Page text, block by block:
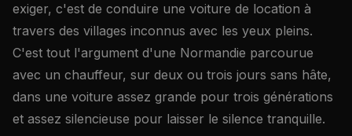
exiger, c'est de conduire une voiture de location à
travers des villages inconnus avec les yeux pleins.
C'est tout l'argument d'une Normandie parcourue
avec un chauffeur, sur deux ou trois jours sans hâte,
dans une voiture assez grande pour trois générations
et assez silencieuse pour laisser le silence tranquille.